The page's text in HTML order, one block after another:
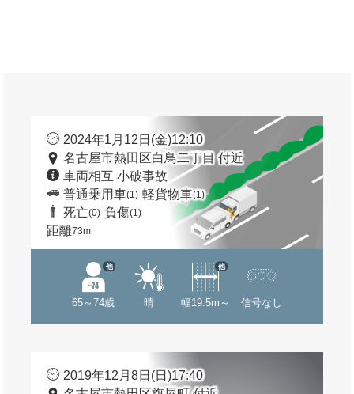
2024年1月12日(金)12:10
名古屋市熱田区白鳥二丁目 付近
車両相互 小破事故
普通乗用車(1) 軽貨物車(1)
死亡(0) 負傷(1)
距離73m
65～74歳
他
晴 幅19.5m～
他
信号なし
2019年12月8日(日)17:40